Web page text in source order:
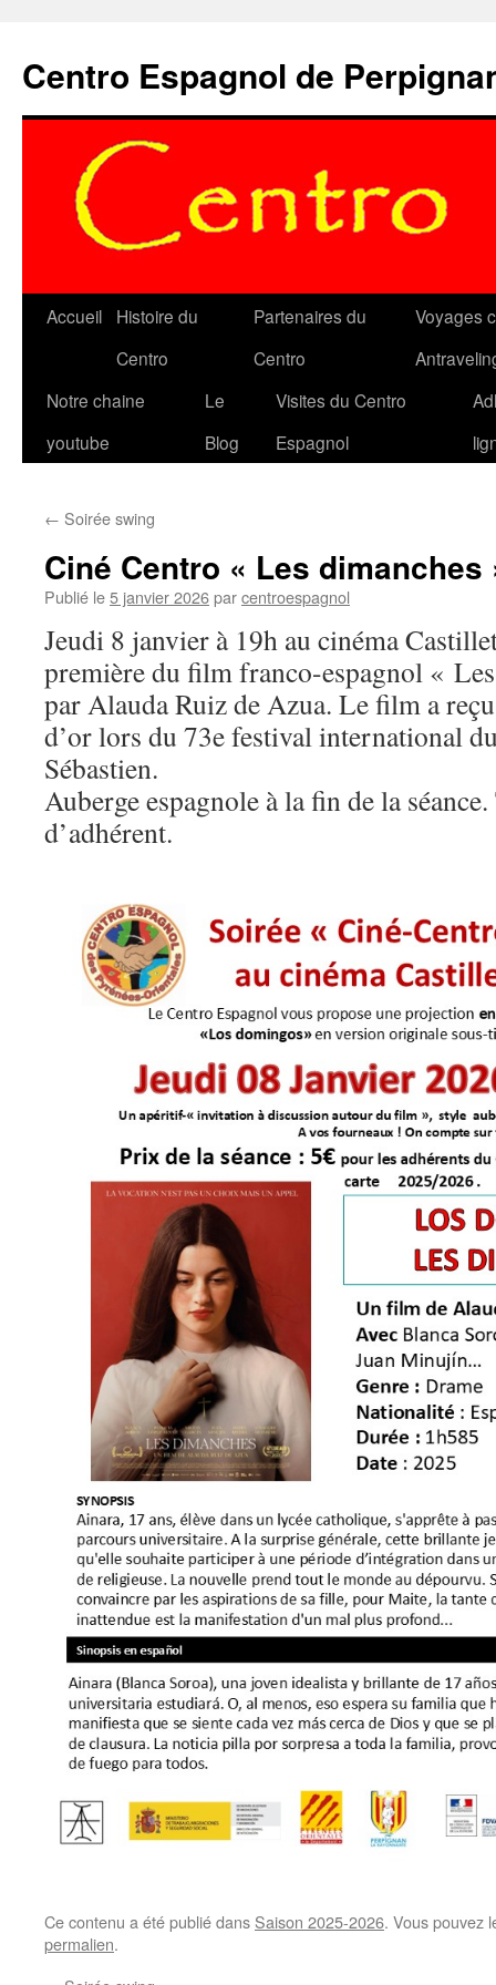
contenu
Centro Espagnol de
Accueil
Histoire du
Centro
Partenaires du
Centro
Voyages
Notre chaine
youtube
Le
Blog
Visites du Centro
Espagnol
← Soirée swing
Ciné Centro « Les dimanches
Publié le5 janvier 2026parcentroespagnol
Jeudi 8 janvier à 19h au cinéma
première du film franco-espagnol «
par Alauda Ruiz de Azua. Le film a
d’or lors du 73e festival international
Sébastien.
Auberge espagnole à la fin de la
d’adhérent.
Ce contenu a été publié dans Saison 2025-2026. Vous pouvez
permalien.